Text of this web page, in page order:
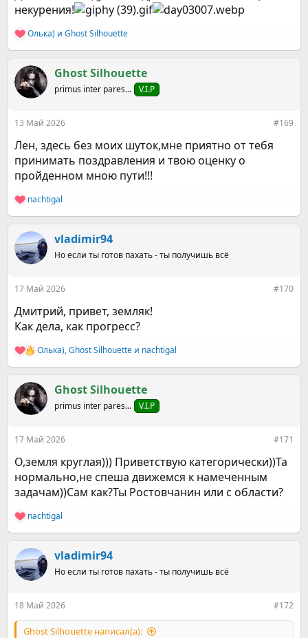
некурения!
Р
е
к
ц
и
Олька) и Ghost Silhouette
Ghost Silhouette
primus inter pares... V.I.P
13 Май 2026 #169
Лен, здесь без моих шуток,мне приятно от тебя
принимать поздравления и твою оценку о
пройденном мною пути!!!
Р
е
к
ц
и
nachtigal
vladimir94
Но если ты готов пахать - ты получишь всё
17 Май 2026 #170
Дмитрий, привет, земляк!
Как дела, как прогресс?
Р
е
к
ц
и
Олька),Ghost Silhouette и nachtigal
Ghost Silhouette
primus inter pares... V.I.P
17 Май 2026 #171
О,земля круглая))) Приветствую категорически))Та
нормально,не спеша движемся к намеченным
задачам))Сам как?Ты Ростовчанин или с области?
Р
е
к
ц
и
nachtigal
vladimir94
Но если ты готов пахать - ты получишь всё
18 Май 2026 #172
Ghost Silhouette написал(а):